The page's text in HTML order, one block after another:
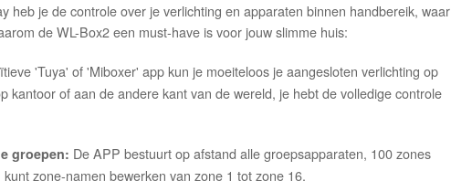
heb je de controle over je verlichting en apparaten binnen handbereik, waar
de WL-Box2 een must-have is voor jouw slimme huis:
'Tuya' of 'Miboxer' app kun je moeiteloos je aangesloten verlichting op
kantoor of aan de andere kant van de wereld, je hebt de volledige controle
groepen: De APP bestuurt op afstand alle groepsapparaten, 100 zones
zone-namen bewerken van zone 1 tot zone 16.